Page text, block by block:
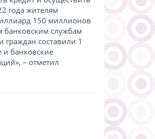
года жителям
150 миллионов
службам
граждан составили 1
и банковские
– отметил